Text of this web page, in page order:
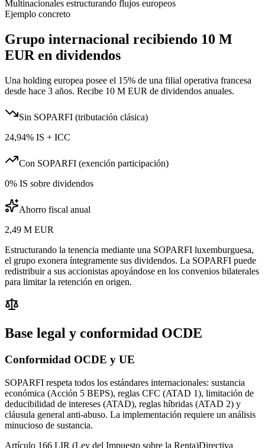
Multinacionales estructurando flujos europeos
Ejemplo concreto
Grupo internacional recibiendo 10 M
EUR en dividendos
Una holding europea posee el 15% de una filial operativa francesa
desde hace 3 años. Recibe 10 M EUR de dividendos anuales.
Sin SOPARFI (tributación clásica)
24,94% IS + ICC
Con SOPARFI (exención participación)
0% IS sobre dividendos
Ahorro fiscal anual
2,49 M EUR
Estructurando la tenencia mediante una SOPARFI luxemburguesa,
el grupo exonera íntegramente sus dividendos. La SOPARFI puede
redistribuir a sus accionistas apoyándose en los convenios bilaterales
para limitar la retención en origen.
Base legal y conformidad OCDE
Conformidad OCDE y UE
SOPARFI respeta todos los estándares internacionales: sustancia
económica (Acción 5 BEPS), reglas CFC (ATAD 1), limitación de
deducibilidad de intereses (ATAD), reglas híbridas (ATAD 2) y
cláusula general anti-abuso. La implementación requiere un análisis
minucioso de sustancia.
Artículo 166 LIR (Ley del Impuesto sobre la Renta)Directiva